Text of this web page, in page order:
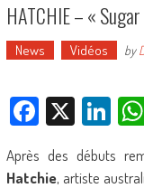
HATCHIE – «
News Vidéos by
Facebook
X
Après des débuts
Hatchie, artiste